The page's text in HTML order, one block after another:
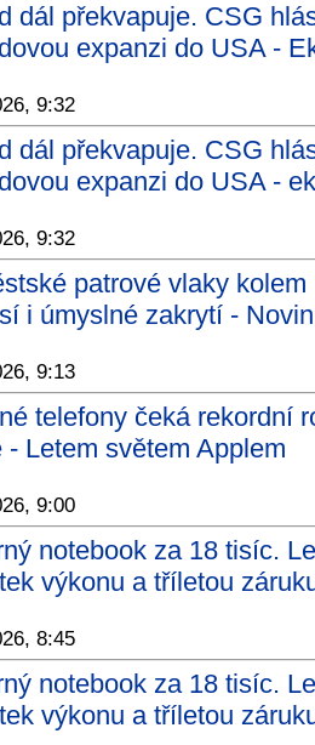
dál překvapuje. CSG
expanzi do USA -
9:32
dál překvapuje. CSG
expanzi do USA -
9:32
patrové vlaky
i úmyslné zakrytí -
9:13
telefony čeká rekordní
- Letem světem Applem
9:00
notebook za 18 tisíc.
výkonu a tříletou
8:45
notebook za 18 tisíc.
výkonu a tříletou